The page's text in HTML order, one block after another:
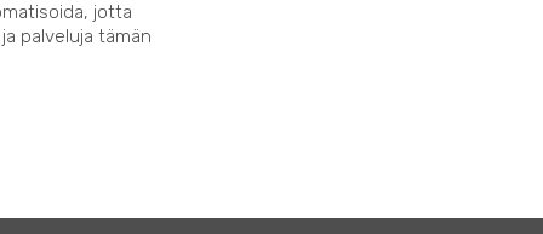
jotta
palveluja tämän